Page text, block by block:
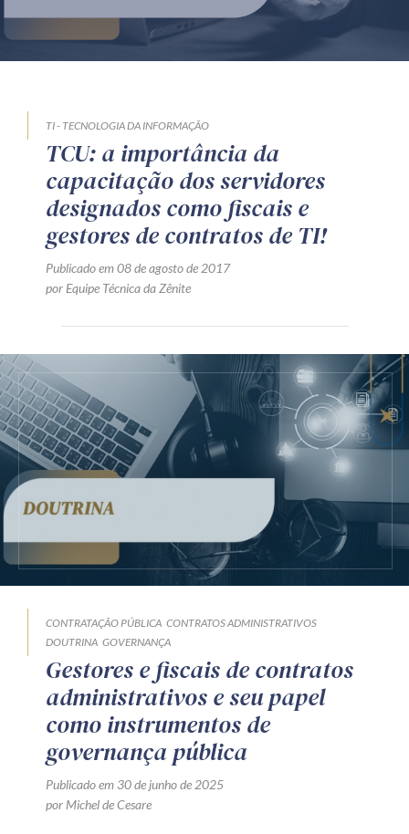
Produtos e serviços
Orientação por Escrito
Mentoria Zênite
Capacitação
Zênite Online
Eventos presenciais
Zênite in Company
Diferenciais
Receba por RSS
Av. Sete de Setembro, 4698
80240-000
Telefone (41) 2109-8666
TI - TECNOLOGIA DA INFORMAÇÃO
TCU: a importância da
capacitação dos servidores
designados como fiscais e
gestores de contratos de TI!
Publicado em 08 de agosto de 2017
por Equipe Técnica da Zênite
CONTRATAÇÃO PÚBLICA CONTRATOS ADMINISTRATIVOS
DOUTRINA GOVERNANÇA
Gestores e fiscais de contratos
administrativos e seu papel
como instrumentos de
governança pública
Publicado em 30 de junho de 2025
por Michel de Cesare